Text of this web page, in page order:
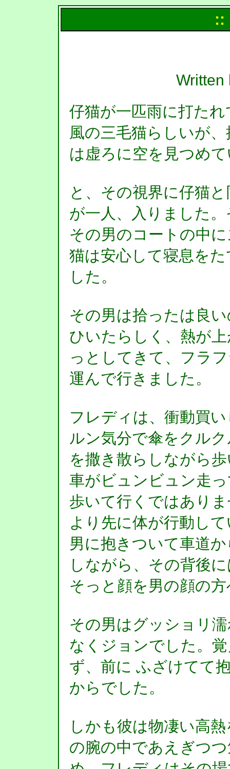
::
Written
仔猫が一匹雨に打た
風の三毛猫らしいが
は虚ろに空を見つめ
と、その視界に仔猫
が一人、入りました
その男のコートの中
猫は安心して寝息を
した。
その男は拾ったは良
ひいたらしく、熱が
っとしてきて、フラ
運んで行きました。
フレディは、衝動買
ルン気分で傘をクル
を撒き散らしながら
車がビュンビュン走
歩いて行くではあり
より先に体が行動し
男に抱きついて車道
しながら、その背後
そっと顔を男の顔の
その男はグッショリ
なくジョンでした。
ず、前に ふざけてて
からでした。
しかも彼は物凄い高
の腕の中であえぎつ